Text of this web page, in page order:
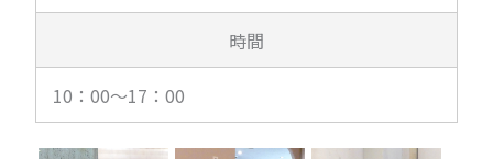
時間
10：00～17：00